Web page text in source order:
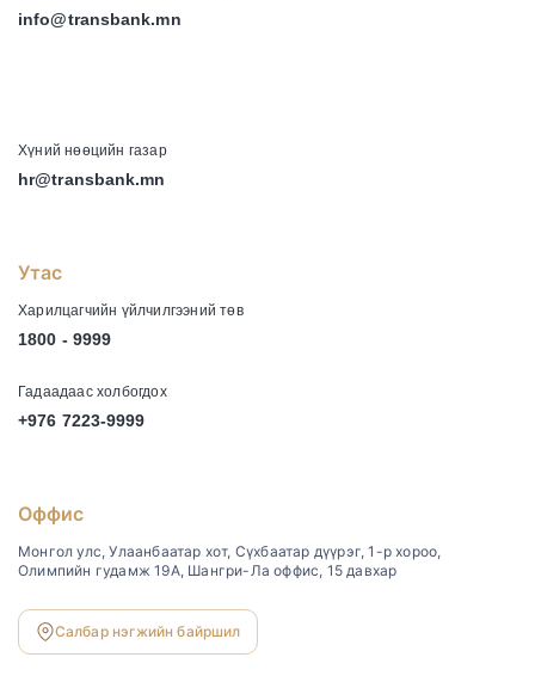
info@transbank.mn
Хүний нөөцийн газар
hr@transbank.mn
Утас
Харилцагчийн үйлчилгээний төв
1800 - 9999
Гадаадаас холбогдох
+976 7223-9999
Оффис
Монгол улс, Улаанбаатар хот, Сүхбаатар дүүрэг, 1-р хороо,
Олимпийн гудамж 19А, Шангри-Ла оффис, 15 давхар
Салбар нэгжийн байршил